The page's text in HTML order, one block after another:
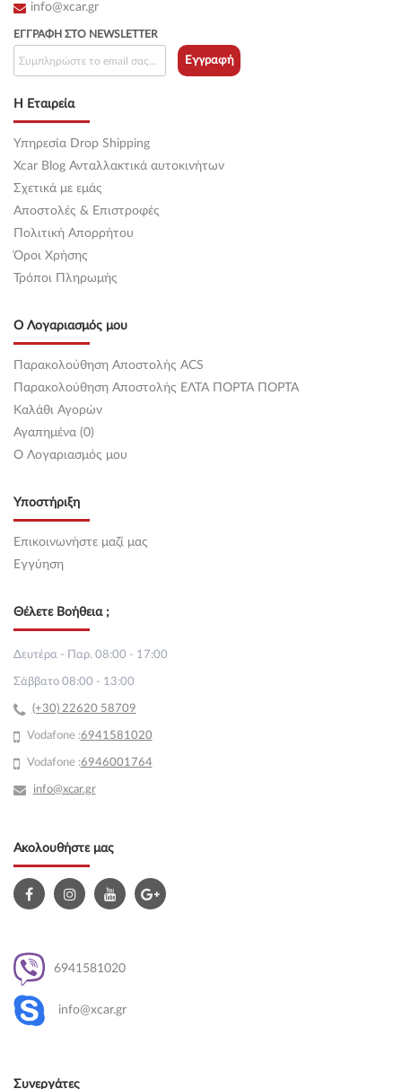
info@xcar.gr
Η Εταιρεία
Υπηρεσία Drop Shipping
Xcar Blog Ανταλλακτικά αυτοκινήτων
Σχετικά με εμάς
Αποστολές & Επιστροφές
Πολιτική Απορρήτου
Όροι Χρήσης
Τρόποι Πληρωμής
Ο Λογαριασμός μου
Παρακολούθηση Αποστολής ACS
Παρακολούθηση Αποστολής ΕΛΤΑ ΠΟΡΤΑ ΠΟΡΤΑ
Καλάθι Αγορών
Αγαπημένα (0)
O Λογαριασμός μου
Υποστήριξη
Επικοινωνήστε μαζί μας
Εγγύηση
ΕΓΓΡΑΦΉ ΣΤΟ NEWSLETTER
Εγγραφή
Θέλετε Βοήθεια ;
Δευτέρα - Παρ. 08:00 - 17:00
Σάββατο 08:00 - 13:00
(+30) 22620 58709
Vodafone :6941581020
Vodafone :6946001764
info@xcar.gr
Ακολουθήστε μας
6941581020
info@xcar.gr
Συνεργάτες